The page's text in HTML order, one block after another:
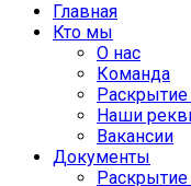
Главная
Кто мы
О нас
Команда
Наши
Вакансии
Документы